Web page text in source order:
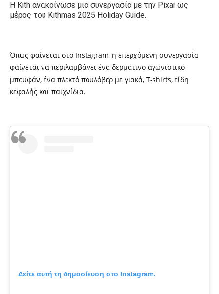
Η Kith ανακοίνωσε μια συνεργασία με την Pixar ως
μέρος του Kithmas 2025 Holiday Guide.
Όπως φαίνεται στο Instagram, η επερχόμενη συνεργασία
φαίνεται να περιλαμβάνει ένα δερμάτινο αγωνιστικό
μπουφάν, ένα πλεκτό πουλόβερ με γιακά, T-shirts, είδη
κεφαλής και παιχνίδια.
Δείτε αυτή τη δημοσίευση στο Instagram.